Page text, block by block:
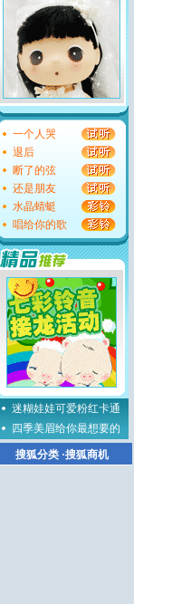
一个人哭
退后
断了的弦
还是朋友
水晶蜻蜓
唱给你的歌
迷糊娃娃可爱粉红卡通
四季美眉给你最想要的
搜狐分类·搜狐商机